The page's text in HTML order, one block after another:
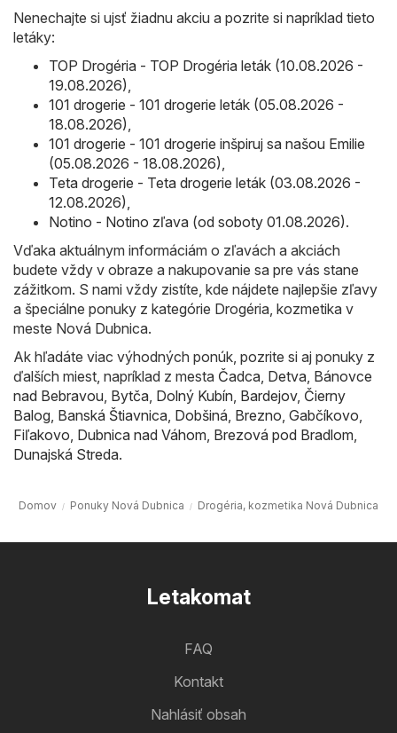
Nenechajte si ujsť žiadnu akciu a pozrite si napríklad tieto
letáky:
TOP Drogéria - TOP Drogéria leták (10.08.2026 -
19.08.2026),
101 drogerie - 101 drogerie leták (05.08.2026 -
18.08.2026),
101 drogerie - 101 drogerie inšpiruj sa našou Emilie
(05.08.2026 - 18.08.2026),
Teta drogerie - Teta drogerie leták (03.08.2026 -
12.08.2026),
Notino - Notino zľava (od soboty 01.08.2026).
Vďaka aktuálnym informáciám o zľavách a akciách
budete vždy v obraze a nakupovanie sa pre vás stane
zážitkom. S nami vždy zistíte, kde nájdete najlepšie zľavy
a špeciálne ponuky z kategórie Drogéria, kozmetika v
meste Nová Dubnica.
Ak hľadáte viac výhodných ponúk, pozrite si aj ponuky z
ďalších miest, napríklad z mesta Čadca, Detva, Bánovce
nad Bebravou, Bytča, Dolný Kubín, Bardejov, Čierny
Balog, Banská Štiavnica, Dobšiná, Brezno, Gabčíkovo,
Fiľakovo, Dubnica nad Váhom, Brezová pod Bradlom,
Dunajská Streda.
Domov Ponuky Nová Dubnica Drogéria, kozmetika Nová Dubnica
Letakomat
FAQ
Kontakt
Nahlásiť obsah